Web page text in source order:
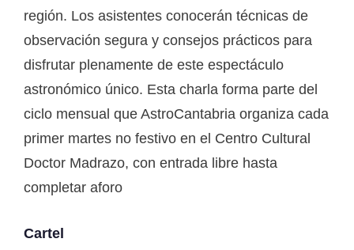
región. Los asistentes conocerán técnicas de
observación segura y consejos prácticos para
disfrutar plenamente de este espectáculo
astronómico único. Esta charla forma parte del
ciclo mensual que AstroCantabria organiza cada
primer martes no festivo en el Centro Cultural
Doctor Madrazo, con entrada libre hasta
completar aforo
Cartel